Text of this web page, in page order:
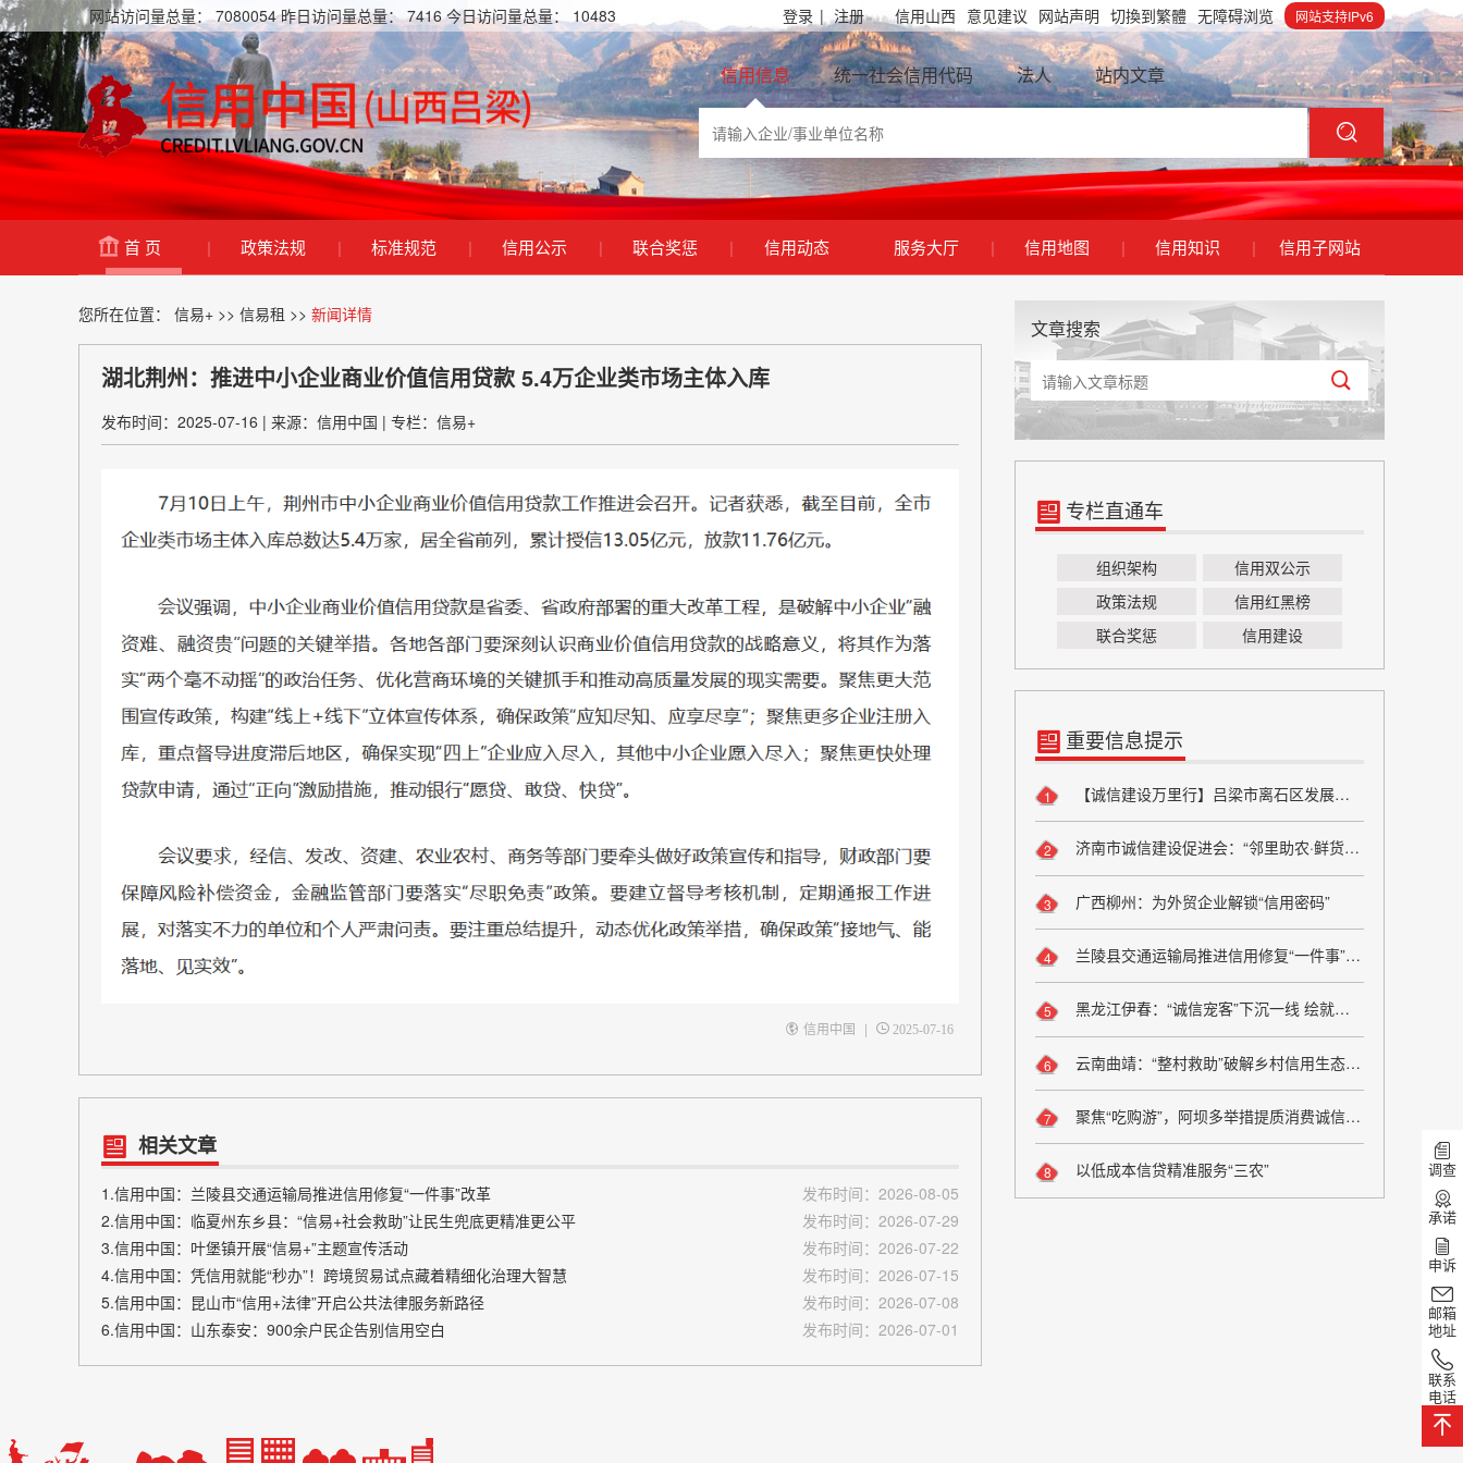
网站访问量总量： 7080054 昨日访问量总量： 7416 今日访问量总量： 10483 网站支持IPv6
无障碍浏览
切換到繁體
网站声明
意见建议
信用山西
登录 | 注册
信用信息 统一社会信用代码 法人 站内文章
首 页 | 政策法规 | 标准规范 | 信用公示 | 联合奖惩 | 信用动态 服务大厅 | 信用地图 | 信用知识 | 信用子网站
您所在位置： 信易+ >> 信易租 >> 新闻详情
湖北荆州：推进中小企业商业价值信用贷款 5.4万企业类市场主体入库
发布时间：2025-07-16 | 来源：信用中国 | 专栏：信易+
信用中国 | 2025-07-16
相关文章
1.信用中国：兰陵县交通运输局推进信用修复“一件事”改革
发布时间：2026-08-05
2.信用中国：临夏州东乡县：“信易+社会救助”让民生兜底更精准更公平
发布时间：2026-07-29
3.信用中国：叶堡镇开展“信易+”主题宣传活动
发布时间：2026-07-22
4.信用中国：凭信用就能“秒办”！跨境贸易试点藏着精细化治理大智慧
发布时间：2026-07-15
5.信用中国：昆山市“信用+法律”开启公共法律服务新路径
发布时间：2026-07-08
6.信用中国：山东泰安：900余户民企告别信用空白
发布时间：2026-07-01
文章搜索
专栏直通车
组织架构
信用双公示
政策法规
信用红黑榜
联合奖惩
信用建设
重要信息提示
【诚信建设万里行】吕梁市离石区发展和改革局严守粮食安全底线 弘扬粮食行业诚信风尚
1
济南市诚信建设促进会：“邻里助农·鲜货进社区”座谈会成功举办 搭建“田间到餐桌”直供桥梁
2
广西柳州：为外贸企业解锁“信用密码”
3
兰陵县交通运输局推进信用修复“一件事”改革
4
黑龙江伊春：“诚信宠客”下沉一线 绘就旅游服务新图景
5
云南曲靖：“整村救助”破解乡村信用生态修复难题
6
聚焦“吃购游”，阿坝多举措提质消费诚信维权
7
以低成本信贷精准服务“三农”
8 调查
承诺
申诉
邮箱
地址
联系
电话